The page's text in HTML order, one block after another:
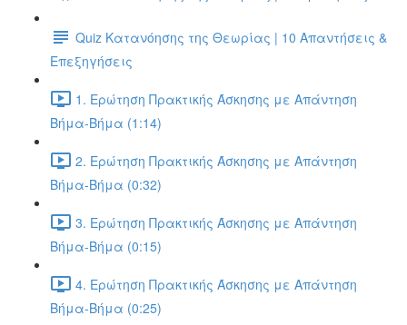
Quiz Κατανόησης της Θεωρίας | 10 Απαντήσεις &
Επεξηγήσεις
1. Ερώτηση Πρακτικής Άσκησης με Απάντηση
Βήμα-Βήμα (1:14)
2. Ερώτηση Πρακτικής Άσκησης με Απάντηση
Βήμα-Βήμα (0:32)
3. Ερώτηση Πρακτικής Άσκησης με Απάντηση
Βήμα-Βήμα (0:15)
4. Ερώτηση Πρακτικής Άσκησης με Απάντηση
Βήμα-Βήμα (0:25)